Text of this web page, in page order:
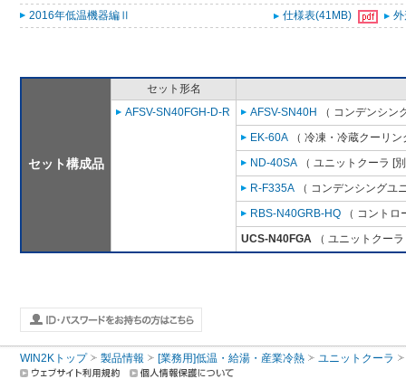
2016年低温機器編Ⅱ
仕様表(41MB)
セット構成品
セット形名
AFSV-SN40FGH-D-R
AFSV-SN40H
（ コンデンシン
EK-60A （ 冷凍・冷蔵クーリ
ND-40SA （ ユニットクーラ [
R-F335A （ コンデンシングユ
RBS-N40GRB-HQ （ コント
UCS-N40FGA （ ユニットクー
WIN2Kトップ 製品情報 [業務用]低温・給湯・産業冷熱 ユニットクーラ